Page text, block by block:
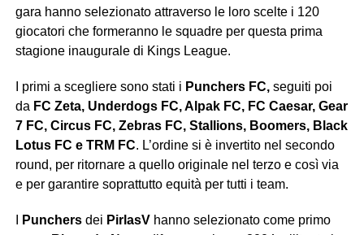
gara hanno selezionato attraverso le loro scelte i 120
giocatori che formeranno le squadre per questa prima
stagione inaugurale di Kings League.
I primi a scegliere sono stati i Punchers FC,seguiti poi
da FC Zeta, Underdogs FC, Alpak FC, FC Caesar, Gear
7 FC, Circus FC, Zebras FC, Stallions, Boomers, Black
Lotus FC e TRM FC. L’ordine si è invertito nel secondo
round, per ritornare a quello originale nel terzo e così via
e per garantire soprattutto equità per tutti i team.
Punchersdei PirlasVhanno selezionato come primo